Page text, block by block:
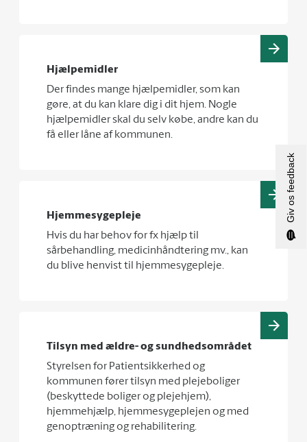
Hjælpemidler
Der findes mange hjælpemidler, som kan
gøre, at du kan klare dig i dit hjem. Nogle
hjælpemidler skal du selv købe, andre kan du
få eller låne af kommunen.
Hjemmesygepleje
Hvis du har behov for fx hjælp til
sårbehandling, medicinhåndtering mv., kan
du blive henvist til hjemmesygepleje.
Tilsyn med ældre- og sundhedsområdet
Styrelsen for Patientsikkerhed og
kommunen fører tilsyn med plejeboliger
(beskyttede boliger og plejehjem),
hjemmehjælp, hjemmesygeplejen og med
genoptræning og rehabilitering.
Giv os feedback